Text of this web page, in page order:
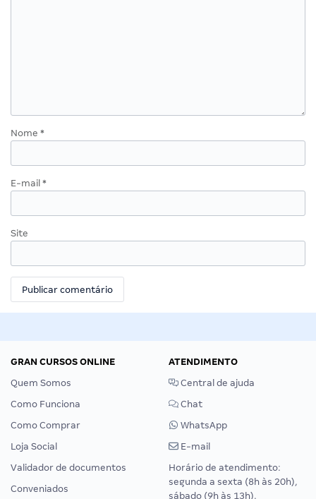
Nome *
E-mail *
Site
GRAN CURSOS ONLINE
Quem Somos
Como Funciona
Como Comprar
Loja Social
Validador de documentos
Conveniados
ATENDIMENTO
Central de ajuda
Chat
WhatsApp
E-mail
Horário de atendimento:
segunda a sexta (8h às 20h),
sábado (9h às 13h).